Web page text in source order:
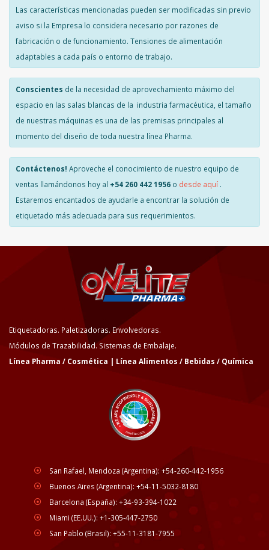
Las características mencionadas pueden ser modificadas sin previo
aviso si la Empresa lo considera necesario por razones de
fabricación o de funcionamiento. Tensiones de alimentación
adaptables a cada país o entorno de trabajo.
Conscientes de la necesidad de aprovechamiento máximo del
espacio en las salas blancas de la industria farmacéutica, el tamaño
de nuestras máquinas es una de las premisas principales al
momento del diseño de toda nuestra línea Pharma.
Contáctenos! Aproveche el conocimiento de nuestro equipo de
ventas llamándonos hoy al +54 260 442 1956 o desde aquí .
Estaremos encantados de ayudarle a encontrar la solución de
etiquetado más adecuada para sus requerimientos.
Etiquetadoras. Paletizadoras. Envolvedoras.
Módulos de Trazabilidad. Sistemas de Embalaje.
Línea Pharma / Cosmética | Línea Alimentos / Bebidas / Química
San Rafael, Mendoza (Argentina): +54-260-442-1956
Buenos Aires (Argentina): +54-11-5032-8180
Barcelona (España): +34-93-394-1022
Miami (EE.UU.): +1-305-447-2750
San Pablo (Brasil): +55-11-3181-7955